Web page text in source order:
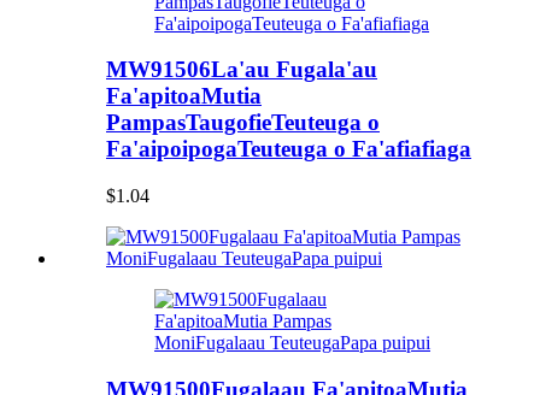
MW91506La'au Fugala'au
Fa'apitoaMutia
PampasTaugofieTeuteuga o
Fa'aipoipogaTeuteuga o Fa'afiafiaga
$1.04
MW91500Fugalaau Fa'apitoaMutia